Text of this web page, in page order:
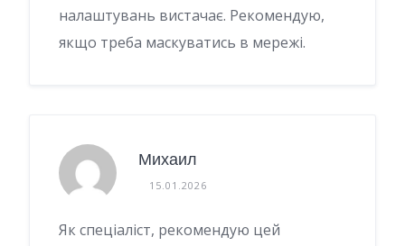
налаштувань вистачає. Рекомендую,
якщо треба маскуватись в мережі.
Михаил
15.01.2026
Як спеціаліст, рекомендую цей